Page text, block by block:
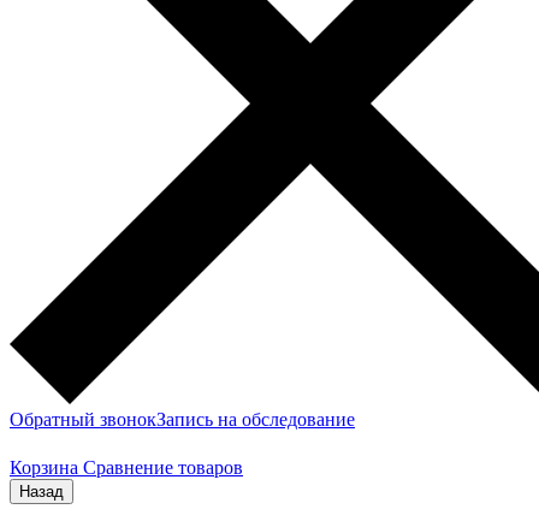
Обратный звонокЗапись на обследование
Корзина Сравнение товаров
Назад